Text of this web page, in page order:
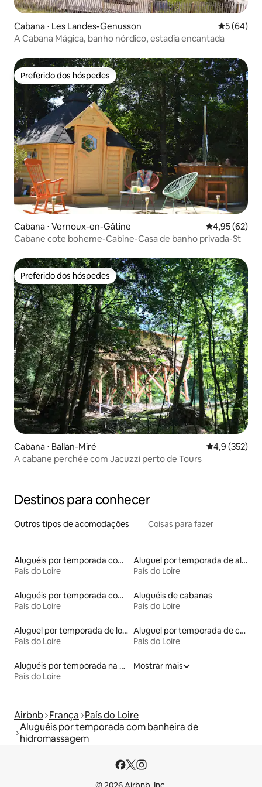
Cabana ⋅ Les Landes-Genusson 5 de uma
5 (64)
A Cabana Mágica, banho nórdico, estadia encantada
Preferido dos hóspedes
Preferido dos hóspedes
Cabana ⋅ Vernoux-en-Gâtine 4,95 de uma
4,95 (62)
Cabane cote boheme-Cabine-Casa de banho privada-St
Preferido dos hóspedes
Preferido dos hóspedes
Cabana ⋅ Ballan-Miré 4,9 de uma
4,9 (352)
A cabane perchée com Jacuzzi perto de Tours
Destinos para conhecer
Outros tipos de acomodações Coisas para fazer
Aluguéis por temporada com banheiro para PCD
País do Loire
Aluguel por temporada de alojamentos ecológicos
País do Loire
Aluguéis por temporada com caiaque
País do Loire
Aluguéis de cabanas
País do Loire
Aluguel por temporada de lofts
País do Loire
Aluguel por temporada de casas-barco
País do Loire
Aluguéis por temporada na orla
País do Loire
Mostrar mais
Airbnb França País do Loire
Aluguéis por temporada com banheira de
hidromassagem